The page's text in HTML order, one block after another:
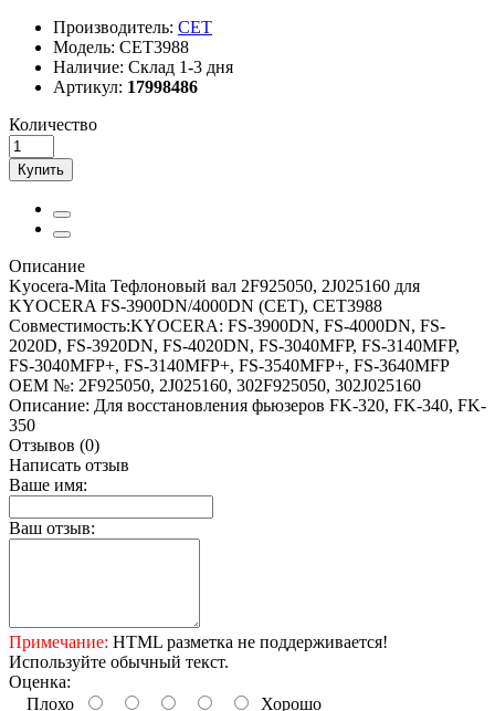
Производитель: CET
Модель: CET3988
Наличие: Склад 1-3 дня
Артикул: 17998486
Количество
Купить
Описание
Kyocera-Mita Тефлоновый вал 2F925050, 2J025160 для
KYOCERA FS-3900DN/4000DN (CET), CET3988
Совместимость:KYOCERA: FS-3900DN, FS-4000DN, FS-
2020D, FS-3920DN, FS-4020DN, FS-3040MFP, FS-3140MFP,
FS-3040MFP+, FS-3140MFP+, FS-3540MFP+, FS-3640MFP
OEM №: 2F925050, 2J025160, 302F925050, 302J025160
Описание: Для восстановления фьюзеров FK-320, FK-340, FK-
350
Отзывов (0)
Написать отзыв
Ваше имя:
Ваш отзыв:
Примечание: HTML разметка не поддерживается!
Используйте обычный текст.
Оценка:
Плохо
Хорошо